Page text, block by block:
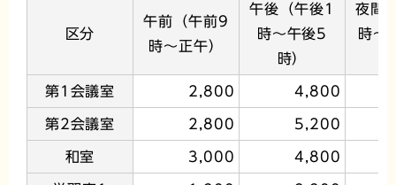
区分
午前（午前9
時～正午）
午後（午後1
時～午後5
時）
夜間
時～
第1会議室 2,800 4,800
第2会議室 2,800 5,200
和室 3,000 4,800